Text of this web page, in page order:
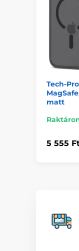
Tech-
matt
5 555